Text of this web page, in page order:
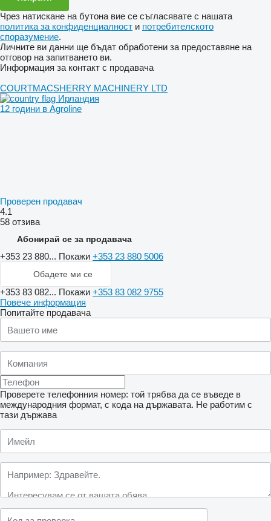
Чрез натискане на бутона вие се съгласявате с нашата
политика за конфиденциалност и потребителското
споразумение.
Личните ви данни ще бъдат обработени за предоставяне на
отговор на запитването ви.
Информация за контакт с продавача
COURTMACSHERRY MACHINERY LTD
Ирландия
12 години в Agroline
Проверен продавач
4.1
58 отзива
Абонирай се за продавача
+353 23 880... Покажи +353 23 880 5006
Обадете ми се
+353 83 082... Покажи +353 83 082 9755
Повече информация
Попитайте продавача
Проверете телефонния номер: той трябва да се въведе в
международния формат, с кода на държавата. Не работим с
тази държава